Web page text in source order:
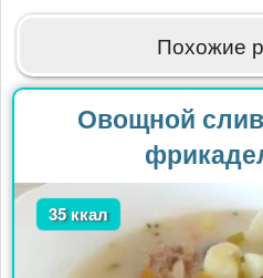
Похожие
Овощной
35 ккал